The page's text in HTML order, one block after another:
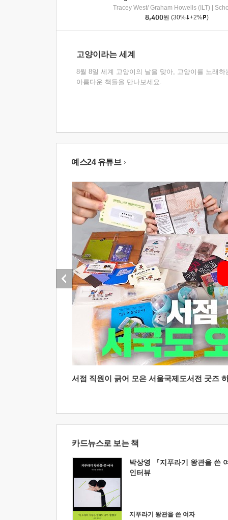
Tracey West/ Graham Howells (ILT)
8,400원 (30% +2% )
고양이라는 세계
8월 8일 세계 고양이의 날을 맞아, 고양이를 노래하
아름다운 책들을 만나보세요.
예스24 유튜브
서점 직원이 긁어 모은 서울국제도서전 굿즈
카드뉴스로 보는 책
박상영 『지푸라기 왕관을 쓴
인터뷰
지푸라기 왕관을 쓴 여자